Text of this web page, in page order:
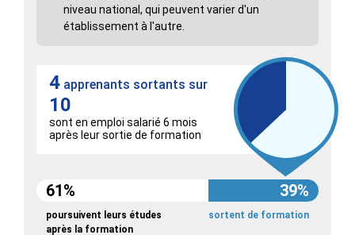
niveau national, qui peuvent varier d'un
établissement à l'autre.
4 apprenants sortants sur
10
sont en emploi salarié 6 mois
après leur sortie de formation
61% 39%
poursuivent leurs études
après la formation
sortent de formation